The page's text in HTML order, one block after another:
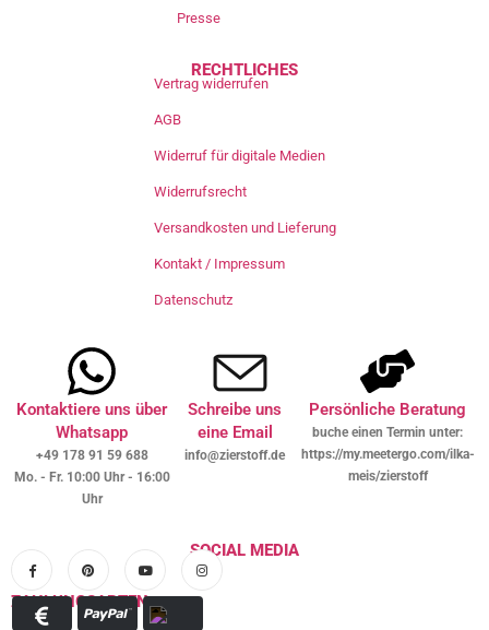
Presse
RECHTLICHES
Vertrag widerrufen
AGB
Widerruf für digitale Medien
Widerrufsrecht
Versandkosten und Lieferung
Kontakt / Impressum
Datenschutz
Kontaktiere uns über
Whatsapp
+49 178 91 59 688
Mo. - Fr. 10:00 Uhr - 16:00
Uhr
Schreibe uns
eine Email
info@zierstoff.de
Persönliche Beratung
buche einen Termin unter:
https://my.meetergo.com/ilka-
meis/zierstoff
SOCIAL MEDIA
ZAHLUNGSARTEN